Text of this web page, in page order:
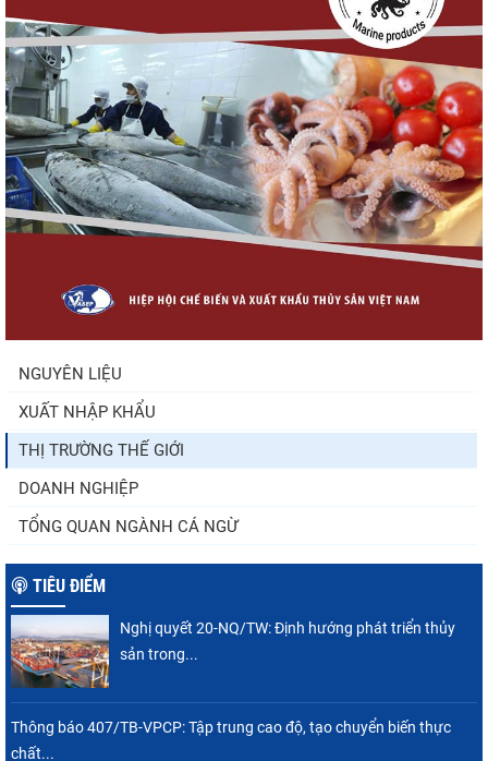
Xuất khẩu cá ngừ Việt Nam sang Canada
tăng nhẹ, áp lực mới...
Nguồn cung giảm, giá cá rô phi Trung Quốc
tiếp tục tăng
Trung Quốc tăng mạnh nhập khẩu mực,
sàng cho chuỗi...
NGUYÊN LIỆU
XUẤT NHẬP KHẨU
THỊ TRƯỜNG THẾ GIỚI
DOANH NGHIỆP
TỔNG QUAN NGÀNH CÁ NGỪ
TIÊU ĐIỂM
Nghị quyết 20-NQ/TW: Định hướng phát triển thủy
sản trong...
Thông báo 407/TB-VPCP: Tập trung cao độ, tạo chuyển biến thực
chất...